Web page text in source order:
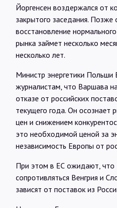
Йоргенсен воздержался от
закрытого заседания. Позже
восстановление
рынка займет несколько
несколько лет.
Министр энергетики Польши
журналистам, что Варшава
отказе от российских
текущего года. Он осознает
цен и снижением
это необходимой ценой за
независимость Европы от
При этом в ЕС ожидают, что
сопротивляться Венгрия и
зависят от поставок из